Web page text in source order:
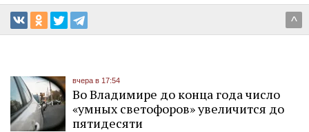
^
вчера в 17:54
Во Владимире до конца года число
«умных светофоров» увеличится до
пятидесяти